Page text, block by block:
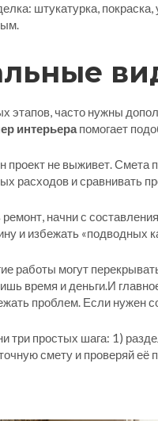
штукатурка,
этапов, часто нужны
интерьерапомогает
проект не выживет. Смета
расходов и сравнивать
начни с
и избежать «подводных
работы могут
время и деньги.И
проблем. Если нужен
три простых шага: 1)
смету и проверяй